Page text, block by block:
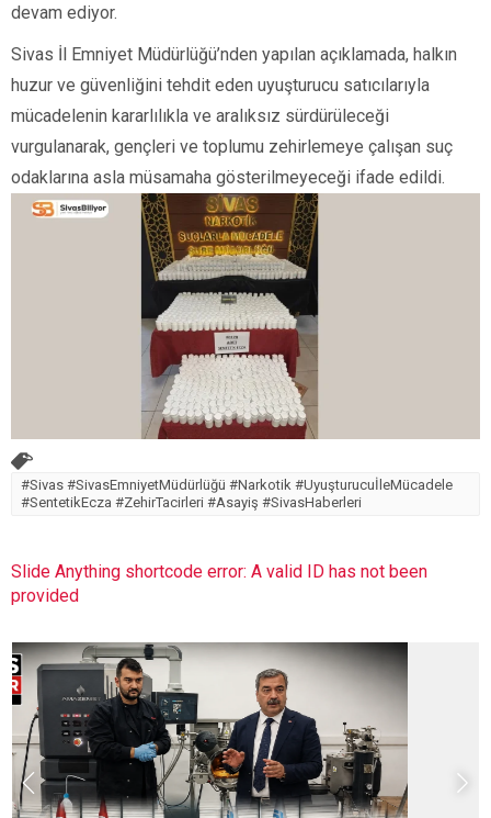
devam ediyor.
Sivas İl Emniyet Müdürlüğü’nden yapılan açıklamada, halkın
huzur ve güvenliğini tehdit eden uyuşturucu satıcılarıyla
mücadelenin kararlılıkla ve aralıksız sürdürüleceği
vurgulanarak, gençleri ve toplumu zehirlemeye çalışan suç
odaklarına asla müsamaha gösterilmeyeceği ifade edildi.
#Sivas #SivasEmniyetMüdürlüğü #Narkotik #UyuşturucuİleMücadele
#SentetikEcza #ZehirTacirleri #Asayiş #SivasHaberleri
Slide Anything shortcode error: A valid ID has not been
provided